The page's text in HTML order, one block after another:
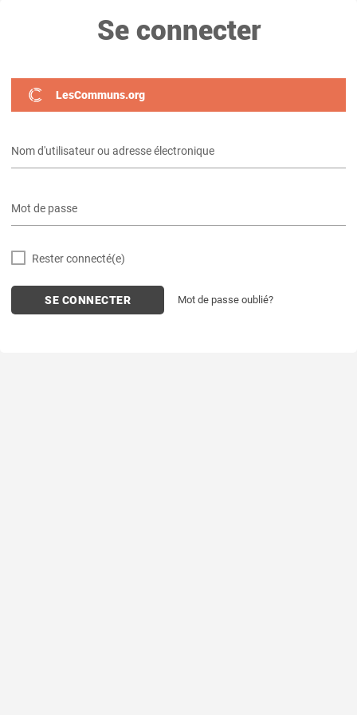
Se connecter
LesCommuns.org
Nom d'utilisateur ou adresse électronique
Mot de passe
Rester connecté(e)
SE CONNECTER Mot de passe oublié?